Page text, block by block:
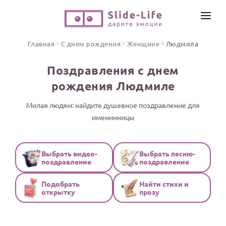
ПО ФОРМАТУ
Видео поздравления
Песни поздравления
Стихи и тексты
ПРАЗДНИКИ
С Днем рождения
ИНСТРУМЕНТЫ
ОТЗЫВЫ
Главная С днем рождения Женщине Людмила
Поздравления с днем
рождения Людмиле
Милая людям: найдите душевное поздравление для
именинницы
Выбрать видео-
поздравление
Выбрать песню-
поздравление
Подобрать
открытку
Найти стихи и
прозу